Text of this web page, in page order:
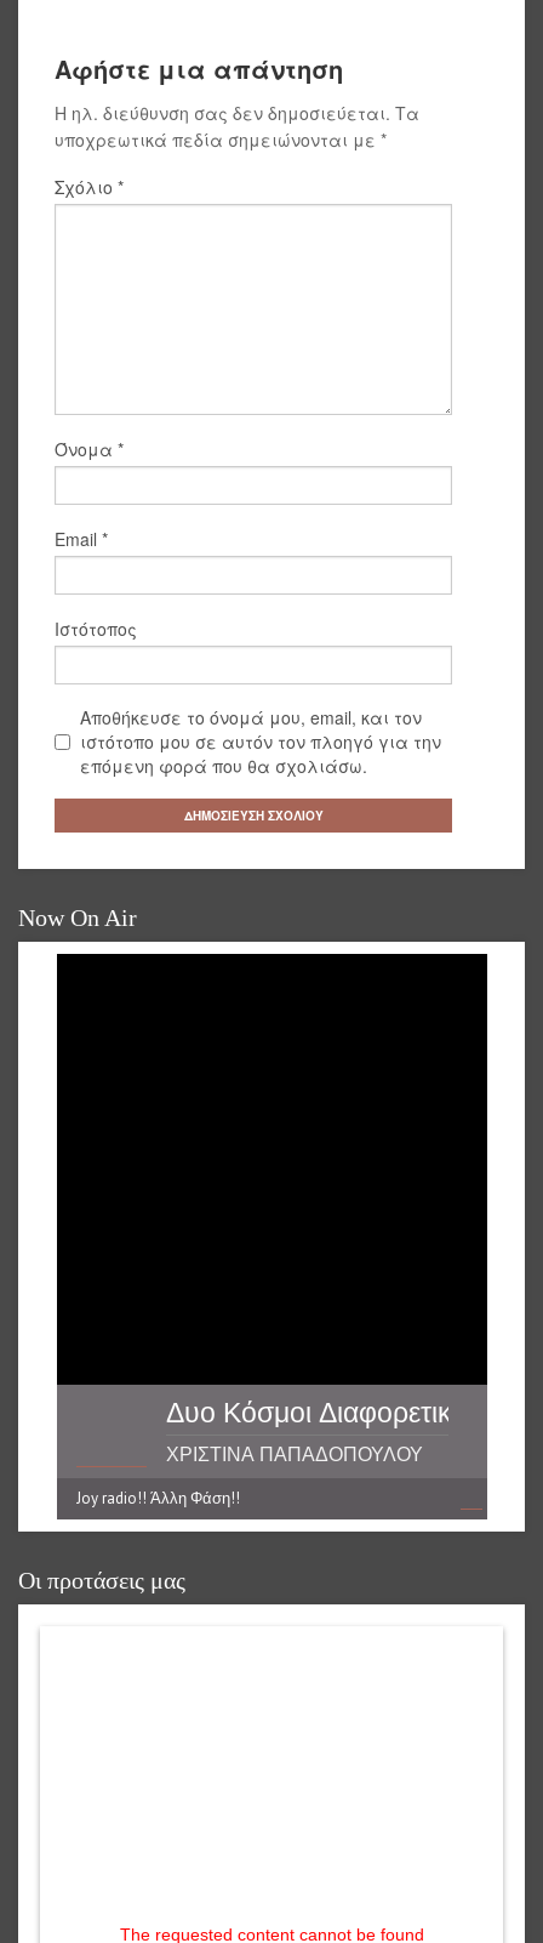
Αφήστε μια απάντηση
Η ηλ. διεύθυνση σας δεν δημοσιεύεται. Τα
υποχρεωτικά πεδία σημειώνονται με *
Σχόλιο *
Όνομα *
Email *
Ιστότοπος
Αποθήκευσε το όνομά μου, email, και τον
ιστότοπο μου σε αυτόν τον πλοηγό για την
επόμενη φορά που θα σχολιάσω.
Now On Air
Δυο Κόσμοι Διαφορετικοί
ΧΡΙΣΤΙΝΑ ΠΑΠΑΔΟΠΟΥΛΟΥ
Joy radio!! Άλλη Φάση!!
reading data...
Οι προτάσεις μας
The requested content cannot be found